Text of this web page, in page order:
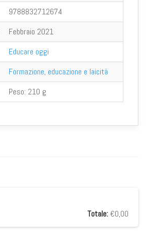
9788832712674
Febbraio 2021
Educare oggi
Formazione, educazione e laicità
Peso: 210 g
Totale: €0,00